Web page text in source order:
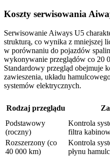
Koszty serwisowania
Serwisowanie Aiways U5
strukturą, co wynika z mniejszej
w porównaniu do pojazdów
wykonywanie przeglądów co 20
Standardowy przegląd obejmuje
zawieszenia, układu
systemów elektrycznych.
Rodzaj przeglądu
Podstawowy
(roczny)
Kontrola
filtra
Rozszerzony (co
40 000 km)
Kontrola
płynu